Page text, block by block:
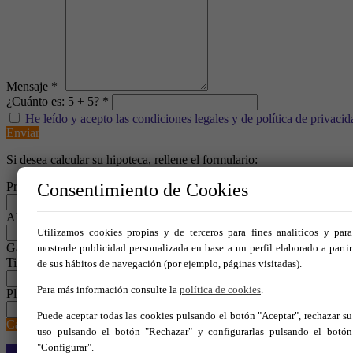
Mensaje *
¿Cuánto es: 5 + 5? *
He leído y acepto las condiciones legales y de política de
Enviar
Si desea calcular su hipoteca, rellene el formulario:
Precio del inmueble *
Ahorro aportado
€
Gastos Añadidos
Tipo de interés *
Plazo en años *
Calcular
Consentimiento de Cookies
Utilizamos cookies propias y de terceros para fines analíticos y para
mostrarle publicidad personalizada en base a un perfil elaborado a partir
de sus hábitos de navegación (por ejemplo, páginas visitadas).
Para más información consulte la política de cookies.
Puede aceptar todas las cookies pulsando el botón "Aceptar", rechazar su
uso pulsando el botón "Rechazar" y configurarlas pulsando el botón
"Configurar".